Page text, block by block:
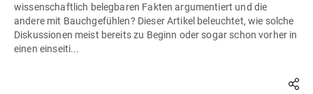
wissenschaftlich belegbaren Fakten argumentiert und die
andere mit Bauchgefühlen? Dieser Artikel beleuchtet, wie solche
Diskussionen meist bereits zu Beginn oder sogar schon vorher in
einen einseiti...